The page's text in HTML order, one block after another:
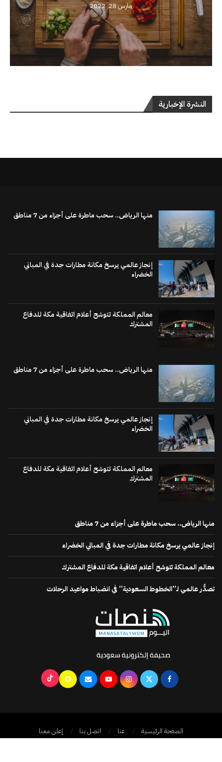
مارس 28, 2022
النشرة الإخبارية
منها الرياض.. سحب ماطرة على أجزاء من 7 مناطق
إنجاز عالمي يرسخ مكانة مطارات جدة في المباني
الخضراء
معالم المملكة تتوشح أعلام اتفاقية مكة للدفاع
المشترك
منها الرياض.. سحب ماطرة على أجزاء من 7 مناطق
إنجاز عالمي يرسخ مكانة مطارات جدة في المباني
الخضراء
معالم المملكة تتوشح أعلام اتفاقية مكة للدفاع
المشترك
منها الرياض.. سحب ماطرة على أجزاء من 7 مناطق
إنجاز عالمي يرسخ مكانة مطارات جدة في المباني الخضراء
معالم المملكة تتوشح أعلام اتفاقية مكة للدفاع المشترك
تصدُّر عالمي لـ”الخطوط السعودية” في انضباط مواعيد الرحلات
الصفحة الرئيسية عنا اتصل بنا إعلن معنا